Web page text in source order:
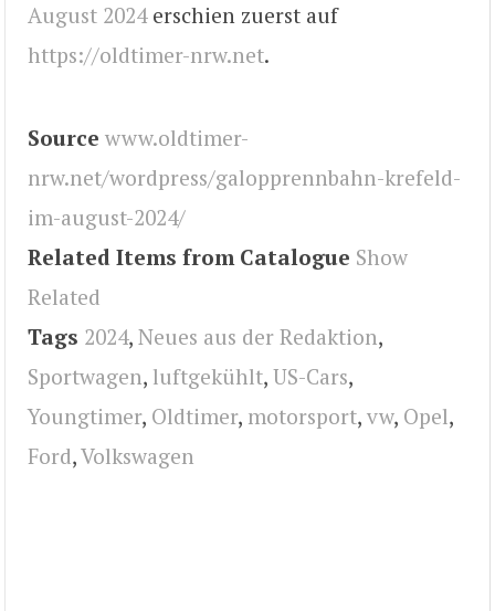
August 2024erschien zuerst auf
https://oldtimer-nrw.net.
Source www.oldtimer-
nrw.net/wordpress/galopprennbahn-krefeld-
im-august-2024/
Related Items from Catalogue Show
Related
Tags 2024, Neues aus der Redaktion,
Sportwagen, luftgekühlt, US-Cars,
Youngtimer, Oldtimer, motorsport, vw, Opel,
Ford,Volkswagen